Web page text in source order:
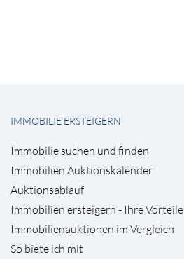
IMMOBILIE ERSTEIGERN
Immobilie suchen und finden
Immobilien Auktionskalender
Auktionsablauf
Immobilien ersteigern - Ihre Vorteile
Immobilienauktionen im Vergleich
So biete ich mit